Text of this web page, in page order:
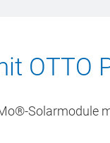
OTTO
Solarmodule